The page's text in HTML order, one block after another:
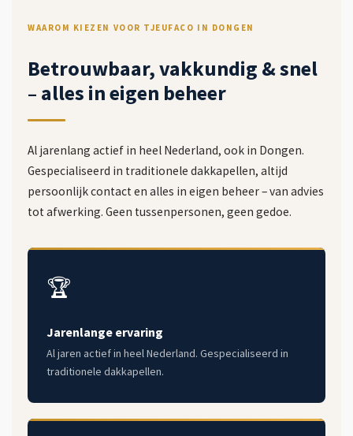
WAAROM KIEZEN VOOR TJEUFACO IN DONGEN
Betrouwbaar, vakkundig & snel
– alles in eigen beheer
Al jarenlang actief in heel Nederland, ook in Dongen.
Gespecialiseerd in traditionele dakkapellen, altijd
persoonlijk contact en alles in eigen beheer – van advies
tot afwerking. Geen tussenpersonen, geen gedoe.
🏆
Jarenlange ervaring
Al jaren actief in heel Nederland. Gespecialiseerd in
traditionele dakkapellen.